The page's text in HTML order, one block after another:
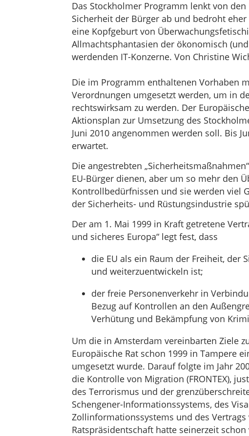
Das Stockholmer Programm lenkt von
Sicherheit der Bürger ab und bedroht
eine Kopfgeburt von
Allmachtsphantasien der ökonomisch
werdenden IT-Konzerne. Von Christine
Die im Programm enthaltenen Vorhaben
Verordnungen umgesetzt werden, um in
rechtswirksam zu werden. Der
Aktionsplan zur Umsetzung des
Juni 2010 angenommen werden soll. Bis
erwartet.
Die angestrebten
EU-Bürger dienen, aber um so mehr den
Kontrollbedürfnissen und sie werden viel
der Sicherheits- und Rüstungsindustrie
Der am 1. Mai 1999 in Kraft getretene
und sicheres Europa“ legt fest, dass
die EU als ein Raum der Freiheit, der
und weiterzuentwickeln ist;
der freie Personenverkehr in
Bezug auf Kontrollen an den
Verhütung und Bekämpfung von
Um die in Amsterdam vereinbarten Ziele
Europäische Rat schon 1999 in Tampere
umgesetzt wurde. Darauf folgte im Jahr
die Kontrolle von Migration (FRONTEX),
des Terrorismus und der
Schengener-Informationssystems, des
Zollinformationssystems und des
Ratspräsidentschaft hatte seinerzeit